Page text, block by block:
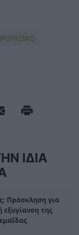
ΙΔΙΑ
Πρόσκληση για
εξυγίανση της